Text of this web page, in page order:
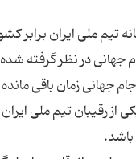
تیم ملی ایران برابر
در نظر گرفته
جهانی زمان باقی
از رقیبان تیم ملی